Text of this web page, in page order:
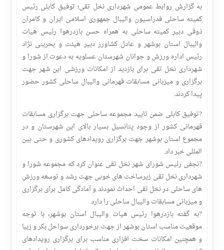
به گزارش روابط عمومی شهرداری نخل تقی؛ توفیق کابلی رئیس
کمیته ساحلی فدراسیون والیبال جمهوری اسلامی ایران و کامران
ذوقی دبیر کمیته ساحلی به همراه حسن بازدرهوا رئیس هیات
والیبال استان بوشهر و عادل کشاورز دبیر هیئت و بحرینی نژاد
رئیس اداره ورزش و جوانان شهرستان عسلویه به دعوت از شورا و
شهرداری نخل تقی برای بازدید از امکانات ورزشی این شهر جهت
برگزاری و میزبانی مسابقات قهرمانی والیبال ساحلی کشور حضور
پیدا کردند.
?️توفیق کابلی ضمن تایید مجموعه ساحلی جهت برگزاری مسابقات
قهرمانی کشور از وجود پتانسیل بسیار بالای این شهرستان و در
مجموع استان بوشهر جهت برگزاری رویدادهای کشوری و حتی بین
المللی خبر داد.
?️نجفی رئیس شورای شهر نخل تقی عنوان کرد که مجموعه شورا و
شهرداری نخل تقی زیرساخت های خوبی جهت رشد و توسعه ورزش
های ساحلی در نخل تقی احداث نمودند و آمادگی کامل برای برگزاری
و میزبانی مسابقات والیبال ساحلی را دارد.
?️به گفته بازدرهوا رئیس هیات والیبال استان بوشهر، با توجه
موقعیت مناسب استان بوشهر از جهت برخورداری سواحل بکر و زیبا
و همچنین امکانات سخت افزاری مناسب برای برگزاری رویدادهای